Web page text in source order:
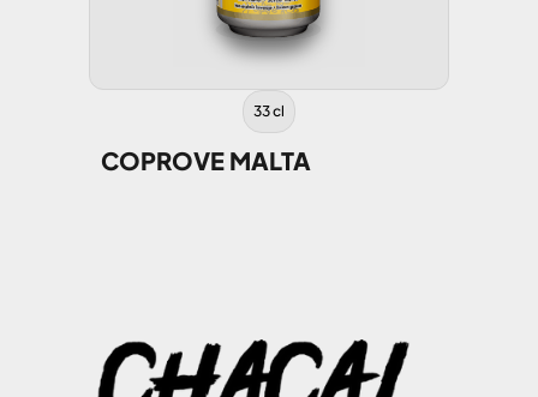
33 cl
COPROVE MALTA